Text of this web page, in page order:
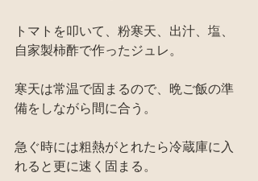
トマトを叩いて、粉寒天、出汁、塩、
自家製柿酢で作ったジュレ。
寒天は常温で固まるので、晩ご飯の準
備をしながら間に合う。
急ぐ時には粗熱がとれたら冷蔵庫に入
れると更に速く固まる。